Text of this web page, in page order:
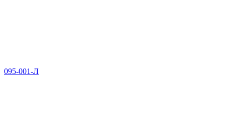
095-001-Л